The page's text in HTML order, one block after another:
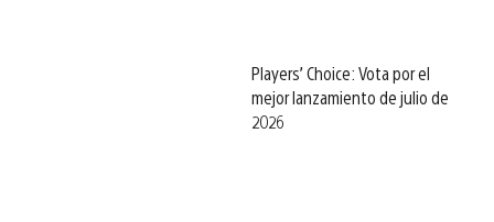
Players’ Choice: Vota por el
mejor lanzamiento de julio de
2026